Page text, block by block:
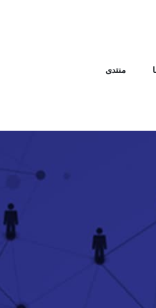
منتدى